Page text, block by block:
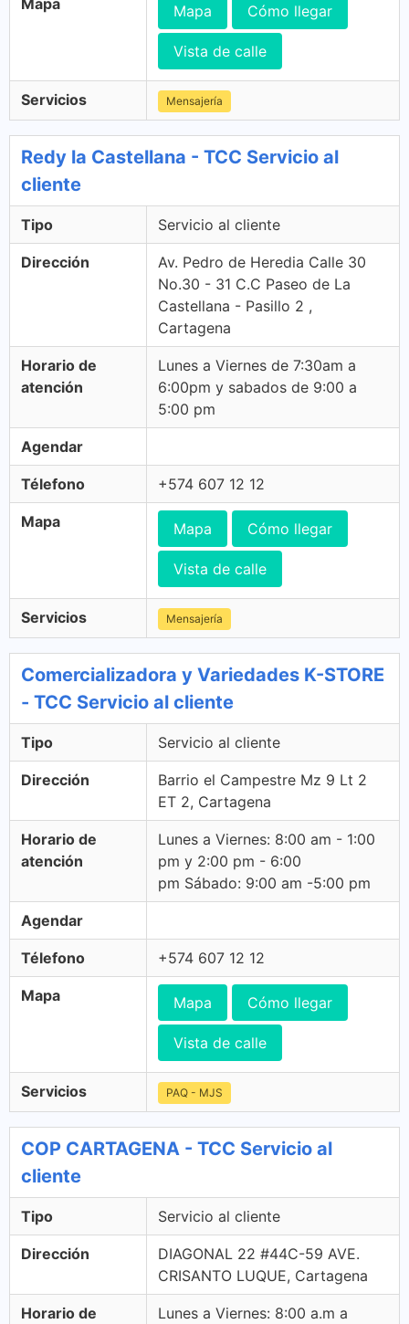
Mapa Mapa Cómo llegar
Vista de calle
Servicios Mensajería
Redy la Castellana - TCC Servicio al
cliente
Tipo Servicio al cliente
Dirección
Av. Pedro de Heredia Calle 30
No.30 - 31 C.C Paseo de La
Castellana - Pasillo 2 ,
Cartagena
Horario de
atención
Lunes a Viernes de 7:30am a
6:00pm y sabados de 9:00 a
5:00 pm
Agendar
Télefono +574 607 12 12
Mapa Mapa Cómo llegar
Vista de calle
Servicios Mensajería
Comercializadora y Variedades K-STORE
- TCC Servicio al cliente
Tipo Servicio al cliente
Dirección
Barrio el Campestre Mz 9 Lt 2
ET 2, Cartagena
Horario de
atención
Lunes a Viernes: 8:00 am - 1:00
pm y 2:00 pm - 6:00
pm Sábado: 9:00 am -5:00 pm
Agendar
Télefono +574 607 12 12
Mapa Mapa Cómo llegar
Vista de calle
Servicios PAQ - MJS
COP CARTAGENA - TCC Servicio al
cliente
Tipo Servicio al cliente
Dirección
DIAGONAL 22 #44C-59 AVE.
CRISANTO LUQUE, Cartagena
Horario de
Lunes a Viernes: 8:00 a.m a